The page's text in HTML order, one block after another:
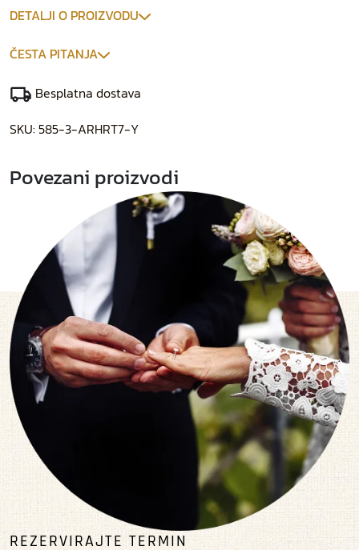
DETALJI O PROIZVODU
ČESTA PITANJA
Besplatna dostava
SKU: 585-3-ARHRT7-Y
Povezani proizvodi
REZERVIRAJTE TERMIN